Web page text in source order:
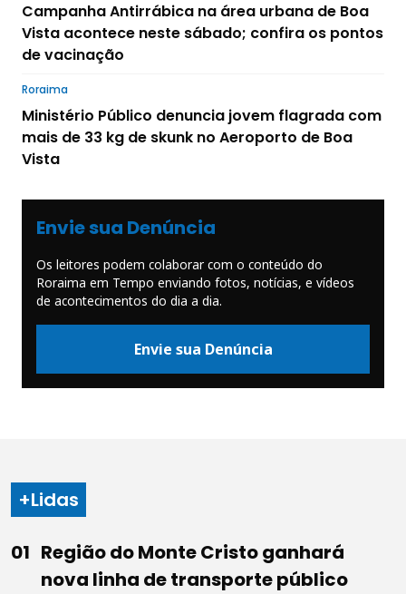
Campanha Antirrábica na área urbana de Boa
Vista acontece neste sábado; confira os pontos
de vacinação
Roraima
Ministério Público denuncia jovem flagrada com
mais de 33 kg de skunk no Aeroporto de Boa
Vista
Envie sua Denúncia
Os leitores podem colaborar com o conteúdo do
Roraima em Tempo enviando fotos, notícias, e vídeos
de acontecimentos do dia a dia.
Envie sua Denúncia
+Lidas
Região do Monte Cristo ganhará
nova linha de transporte público